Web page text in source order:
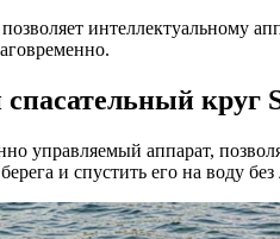
интеллектуальному
круг
управляемый аппарат,
и спустить его на воду